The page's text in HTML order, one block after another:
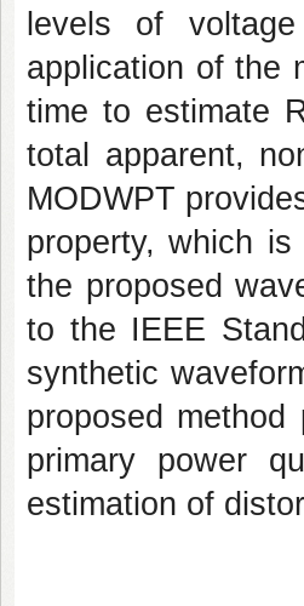
levels of
application of the
time to estimate
total apparent,
MODWPT
property, which
the proposed
to the IEEE
synthetic
proposed
primary power
estimation of